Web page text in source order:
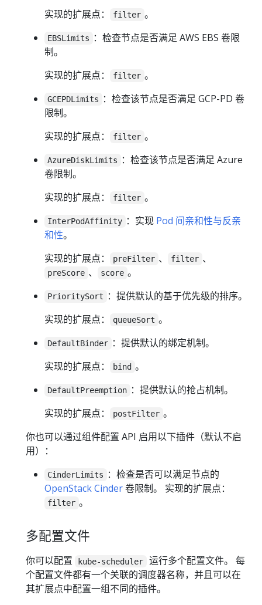
实现的扩展点：
filter 。
EBSLimits
：检查节点是否满足 AWS EBS 卷限
制。
实现的扩展点：
filter 。
GCEPDLimits
：检查该节点是否满足 GCP-PD 卷
限制。
实现的扩展点：
filter 。
AzureDiskLimits
：检查该节点是否满足 Azure
卷限制。
实现的扩展点：
filter 。
InterPodAffinity ：实现 Pod 间亲和性与反亲
和性。
实现的扩展点：
preFilter 、 filter 、
preScore 、 score 。
PrioritySort
：提供默认的基于优先级的排序。
实现的扩展点：
queueSort 。
DefaultBinder ：提供默认的绑定机制。
实现的扩展点：
bind 。
DefaultPreemption ：提供默认的抢占机制。
实现的扩展点：
postFilter 。
你也可以通过组件配置 API 启用以下插件（默认不启
用）：
CinderLimits
：检查是否可以满足节点的
OpenStack Cinder卷限制。 实现的扩展点：
filter 。
多配置文件
你可以配置 kube-scheduler
运行多个配置文件。 每
个配置文件都有一个关联的调度器名称，并且可以在
其扩展点中配置一组不同的插件。